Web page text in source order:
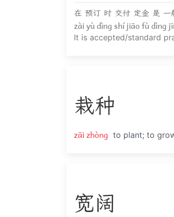
在 预订 时 交付 定金 是 一
zài yù dìng shí jiāo fù dìng
It is accepted/standard
栽种
zāi zhòng to plant; to
宽阔